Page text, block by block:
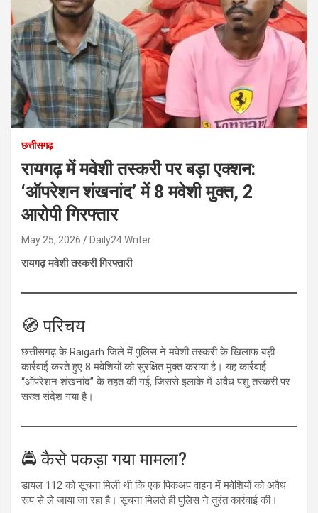
छत्तीसगढ़
रायगढ़ में मवेशी तस्करी पर बड़ा एक्शन:
‘ऑपरेशन शंखनांद’ में 8 मवेशी मुक्त, 2
आरोपी गिरफ्तार
May 25, 2026 Daily24 Writer
रायगढ़ मवेशी तस्करी गिरफ्तारी
🧭 परिचय
छत्तीसगढ़ के Raigarh जिले में पुलिस ने मवेशी तस्करी के खिलाफ बड़ी
कार्रवाई करते हुए 8 मवेशियों को सुरक्षित मुक्त कराया है। यह कार्रवाई
“ऑपरेशन शंखनांद” के तहत की गई, जिससे इलाके में अवैध पशु तस्करी पर
सख्त संदेश गया है।
🚔 कैसे पकड़ा गया मामला?
डायल 112 को सूचना मिली थी कि एक पिकअप वाहन में मवेशियों को अवैध
रूप से ले जाया जा रहा है। सूचना मिलते ही पुलिस ने तुरंत कार्रवाई की।